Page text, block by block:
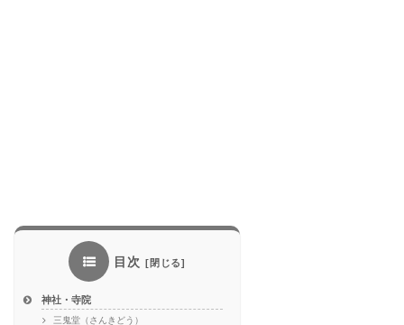
目次
神社・寺院
三鬼堂（さんきどう）